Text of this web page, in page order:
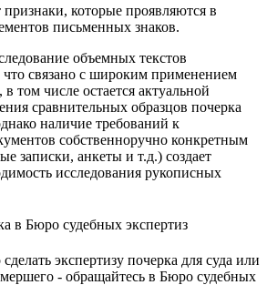
которые проявляются в
письменных знаков.
объемных текстов
что связано с широким применением
том числе остается актуальной
сравнительных образцов почерка
наличие требований к
собственноручно конкретным
записки, анкеты и т.д.) создает
исследования рукописных
экспертизу почерка для суда или
- обращайтесь в Бюро судебных